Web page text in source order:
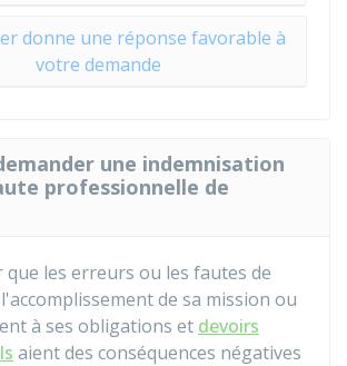
donne une réponse favorable à
votre demande
une indemnisation
professionnelle de
les erreurs ou les fautes de
de sa mission ou
à ses obligations et devoirs
aient des conséquences négatives